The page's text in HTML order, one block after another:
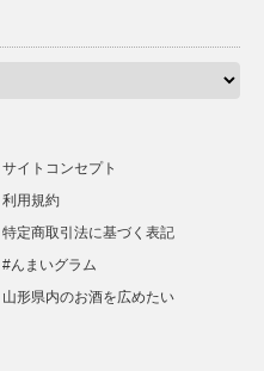
サイトコンセプト
利用規約
特定商取引法に基づく表記
#んまいグラム
山形県内のお酒を広めたい